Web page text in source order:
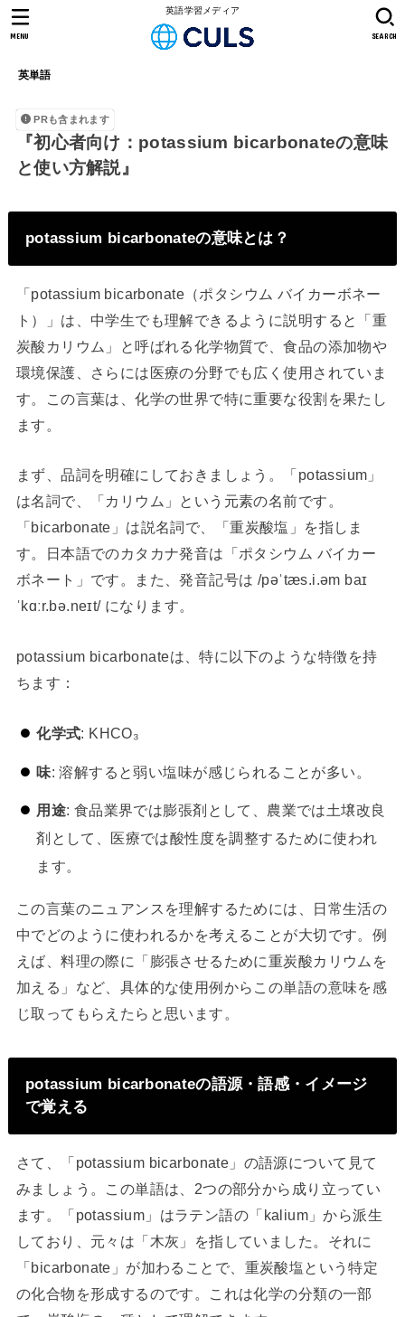
英語学習メディア
英単語
SEARCH
MENU
PRも含まれます
『初心者向け：potassium bicarbonateの意味
と使い方解説』
potassium bicarbonateの意味とは？
「potassium bicarbonate（ポタシウム バイカーボネー
ト）」は、中学生でも理解できるように説明すると「重
炭酸カリウム」と呼ばれる化学物質で、食品の添加物や
環境保護、さらには医療の分野でも広く使用されていま
す。この言葉は、化学の世界で特に重要な役割を果たし
ます。
まず、品詞を明確にしておきましょう。「potassium」
は名詞で、「カリウム」という元素の名前です。
「bicarbonate」は説名詞で、「重炭酸塩」を指しま
す。日本語でのカタカナ発音は「ポタシウム バイカー
ボネート」です。また、発音記号は /pəˈtæs.i.əm baɪ
ˈkɑːr.bə.neɪt/ になります。
potassium bicarbonateは、特に以下のような特徴を持
ちます：
化学式: KHCO₃
味: 溶解すると弱い塩味が感じられることが多い。
用途: 食品業界では膨張剤として、農業では土壌改良
剤として、医療では酸性度を調整するために使われ
ます。
この言葉のニュアンスを理解するためには、日常生活の
中でどのように使われるかを考えることが大切です。例
えば、料理の際に「膨張させるために重炭酸カリウムを
加える」など、具体的な使用例からこの単語の意味を感
じ取ってもらえたらと思います。
potassium bicarbonateの語源・語感・イメージ
で覚える
さて、「potassium bicarbonate」の語源について見て
みましょう。この単語は、2つの部分から成り立ってい
ます。「potassium」はラテン語の「kalium」から派生
しており、元々は「木灰」を指していました。それに
「bicarbonate」が加わることで、重炭酸塩という特定
の化合物を形成するのです。これは化学の分類の一部